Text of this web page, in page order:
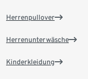
Herrenpullover
Herrenunterwäsche
Kinderkleidung